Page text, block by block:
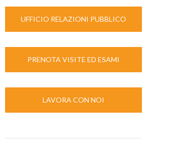
UFFICIO RELAZIONI PUBBLICO
PRENOTA VISITE ED ESAMI
LAVORA CON NOI